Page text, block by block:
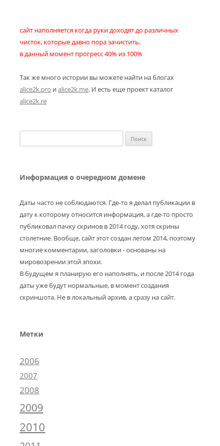
сайт наполняется когда руки доходят до различных
чисток, которые давно пора зачистить.
в данный момент прогресс 40% из 100%
Так же много истории вы можете найти на блогах
alice2k.pro иalice2k.me. И есть еще проект каталог
alice2k.re
Информация о очередном домене
Даты часто не соблюдаются. Где-то я делал публикации в
дату к которому относится информация, а где-то просто
публиковал пачку скринов в 2014 году, хотя скрины
столетние. Вообще, сайт этот создан летом 2014, поэтому
многие комментарии, заголовки - основаны на
мировозрении этой эпохи.
В будущем я планирую его наполнять, и после 2014 года
даты уже будут нормальные, в момент создания
скриншота. Не в локальный архив, а сразу на сайт.
Метки
2006
2007
2008
2009
2010